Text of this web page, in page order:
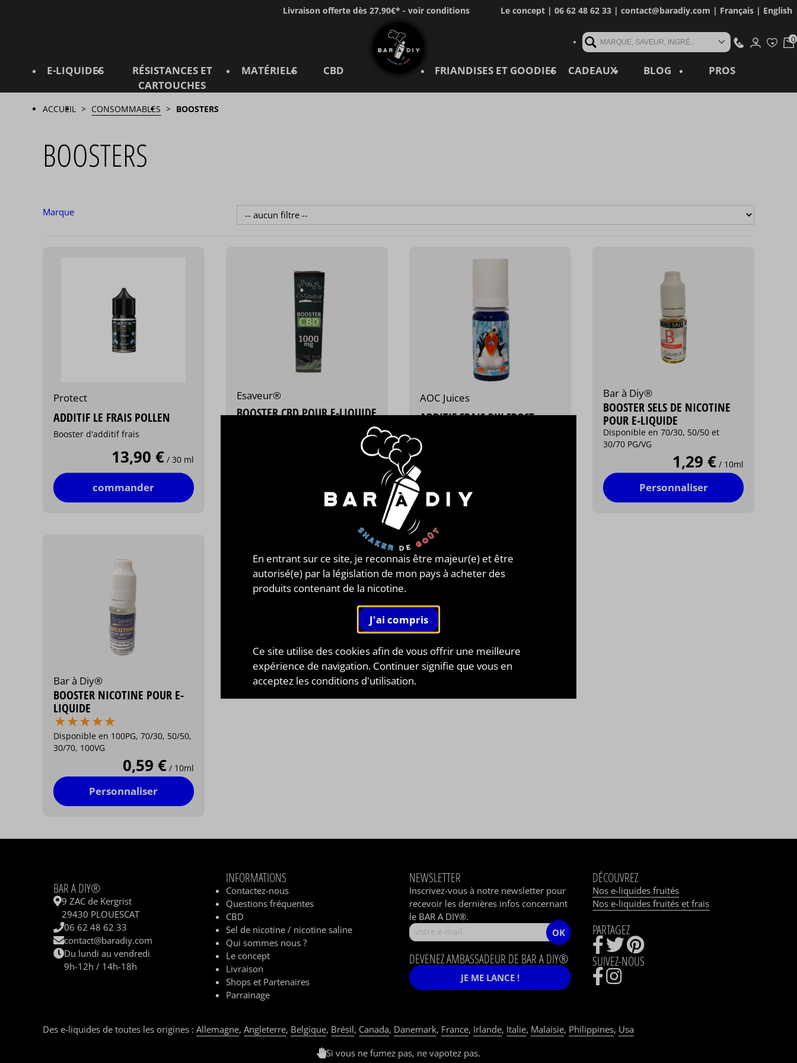
Livraison offerte dès 27,90€* - voir conditions Le concept| 06 62 48 62 33 | contact@baradiy.com | Français| English
MARQUE, SAVEUR, INGRÉDIENT, RÉFÉRENCE, MOT CLÉ...
E-LIQUIDES
RÉSISTANCES ET
CARTOUCHES
MATÉRIELS CBD FRIANDISES ET GOODIES CADEAUX BLOG PROS
ACCUEIL CONSOMMABLES BOOSTERS
BOOSTERS
Marque
Protect
ADDITIF LE FRAIS POLLEN
Booster d'additif frais
13,90 € / 30 ml
commander
Esaveur®
BOOSTER CBD POUR E-LIQUIDE
Disponible en 1000, 2000, 3000 et
AOC Juices
ADDITIF FRAIS PIK FROST
Bar à Diy®
BOOSTER SELS DE NICOTINE
POUR E-LIQUIDE
Disponible en 70/30, 50/50 et
30/70 PG/VG
1,29 € / 10ml
Personnaliser
Bar à Diy®
BOOSTER NICOTINE POUR E-
LIQUIDE
⋆⋆⋆⋆⋆
⋆⋆⋆⋆⋆
Disponible en 100PG, 70/30, 50/50,
30/70, 100VG
0,59 € / 10ml
Personnaliser
BAR A DIY®
9 ZAC de Kergrist
29430 PLOUESCAT
06 62 48 62 33
contact@baradiy.com
Du lundi au vendredi
9h-12h / 14h-18h
INFORMATIONS
Contactez-nous
Questions fréquentes
CBD
Sel de nicotine / nicotine saline
Qui sommes nous ?
Le concept
Livraison
Shops et Partenaires
Parrainage
NEWSLETTER
Inscrivez-vous à notre newsletter pour
recevoir les dernières infos concernant
le BAR A DIY®.
OK
DEVENEZ AMBASSADEUR DE BAR A DIY®
JE ME LANCE !
DÉCOUVREZ
Nos e-liquides fruités
Nos e-liquides fruités et frais
PARTAGEZ
SUIVEZ-NOUS
Des e-liquides de toutes les origines : Allemagne, Angleterre, Belgique, Brésil, Canada, Danemark, France, Irlande, Italie, Malaisie, Philippines, Usa
Si vous ne fumez pas, ne vapotez pas.
En entrant sur ce site, je reconnais être majeur(e) et être
autorisé(e) par la législation de mon pays à acheter des
produits contenant de la nicotine.
Ce site utilise des cookies afin de vous offrir une meilleure
expérience de navigation. Continuer signifie que vous en
acceptez les conditions d'utilisation.